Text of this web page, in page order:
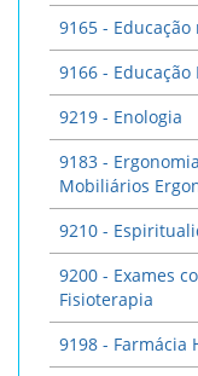
9165 -
9166 - Educação
9219 - Enologia
9183 -
Mobiliários
9210 -
9200 - Exames
Fisioterapia
9198 - Farmácia